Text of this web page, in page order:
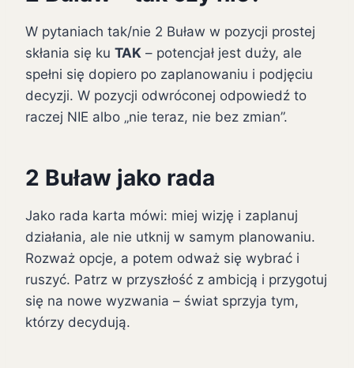
W pytaniach tak/nie 2 Buław w pozycji prostej
skłania się ku TAK – potencjał jest duży, ale
spełni się dopiero po zaplanowaniu i podjęciu
decyzji. W pozycji odwróconej odpowiedź to
raczej NIE albo „nie teraz, nie bez zmian”.
2 Buław jako rada
Jako rada karta mówi: miej wizję i zaplanuj
działania, ale nie utknij w samym planowaniu.
Rozważ opcje, a potem odważ się wybrać i
ruszyć. Patrz w przyszłość z ambicją i przygotuj
się na nowe wyzwania – świat sprzyja tym,
którzy decydują.